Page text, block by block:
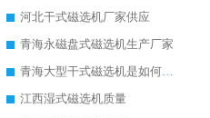
河北干式磁选机厂家供应
青海永磁盘式磁选机生产厂家
青海大型干式磁选机是如何选矿的
江西湿式磁选机质量